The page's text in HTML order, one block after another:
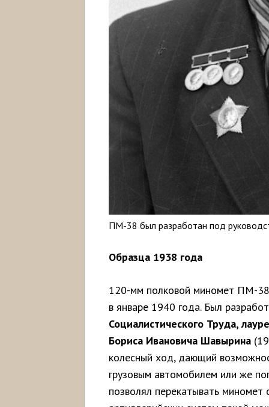
ПМ-38 был разработан под
Образца 1938 года
120-мм полковой миномет ПМ-38
в январе 1940 года. Был
Социалистического Труда,
Бориса Ивановича Шавырина
колесный ход, дающий
грузовым автомобилем или же
позволял перекатывать